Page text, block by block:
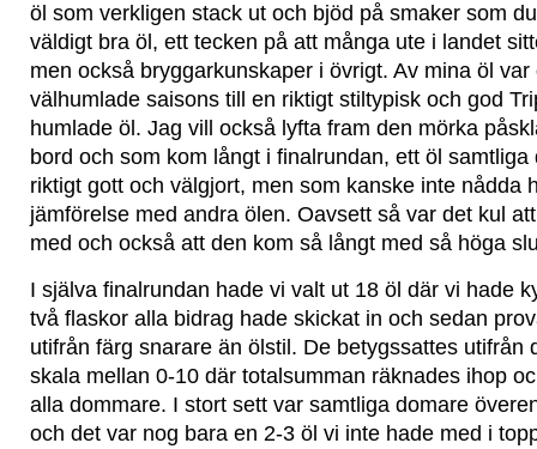
öl som verkligen stack ut och bjöd på smaker som
väldigt bra öl, ett tecken på att många ute i landet
men också bryggarkunskaper i övrigt. Av mina öl var
välhumlade saisons till en riktigt stiltypisk och god
humlade öl. Jag vill också lyfta fram den mörka
bord och som kom långt i finalrundan, ett öl
riktigt gott och välgjort, men som kanske inte nådda
jämförelse med andra ölen. Oavsett så var det kul
med och också att den kom så långt med så höga
I själva finalrundan hade vi valt ut 18 öl där vi hade
två flaskor alla bidrag hade skickat in och sedan
utifrån färg snarare än ölstil. De betygssattes utifrån
skala mellan 0-10 där totalsumman räknades ihop
alla dommare. I stort sett var samtliga domare
och det var nog bara en 2-3 öl vi inte hade med i